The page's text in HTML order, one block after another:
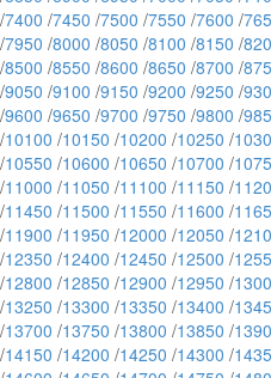
/7400 /7450 /7500 /7550 /7600 /
/7950 /8000 /8050 /8100 /8150 /
/8500 /8550 /8600 /8650 /8700 /
/9050 /9100 /9150 /9200 /9250 /
/9600 /9650 /9700 /9750 /9800 /
/10100 /10150 /10200 /10250 /
/10550 /10600 /10650 /10700 /
/11000 /11050 /11100 /11150 /
/11450 /11500 /11550 /11600 /
/11900 /11950 /12000 /12050 /
/12350 /12400 /12450 /12500 /
/12800 /12850 /12900 /12950 /
/13250 /13300 /13350 /13400 /
/13700 /13750 /13800 /13850 /
/14150 /14200 /14250 /14300 /